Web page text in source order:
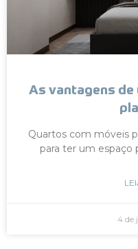
As vantagens de
Quartos com móveis
para ter um espaço
4 de